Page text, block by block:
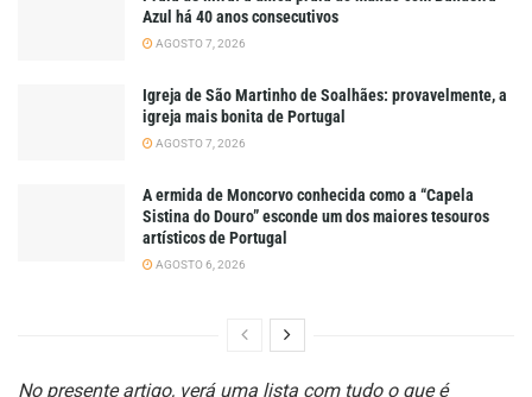
Azul há 40 anos consecutivos
AGOSTO 7, 2026
Igreja de São Martinho de Soalhães: provavelmente, a
igreja mais bonita de Portugal
AGOSTO 7, 2026
A ermida de Moncorvo conhecida como a “Capela
Sistina do Douro” esconde um dos maiores tesouros
artísticos de Portugal
AGOSTO 6, 2026
No presente artigo, verá uma lista com tudo o que é